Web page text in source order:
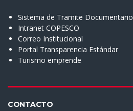
Sistema de Tramite Documentario
Intranet COPESCO
Correo Institucional
Portal Transparencia Estándar
Turismo emprende
CONTACTO